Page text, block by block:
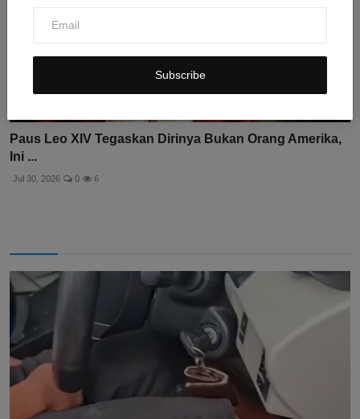
Subscribe
Paus Leo XIV Tegaskan Dirinya Bukan Orang Amerika,
Ini ...
Jul 30, 2026 0 6